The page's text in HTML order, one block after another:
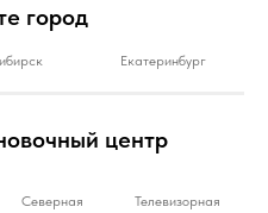
город
Екатеринбург
центр
Северная Телевизорная